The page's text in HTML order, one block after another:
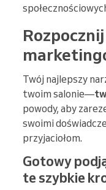
Twój najlepszy
twoim salonie—
powody, aby
swoimi
przyjaciołom.
Gotowy
te szybkie